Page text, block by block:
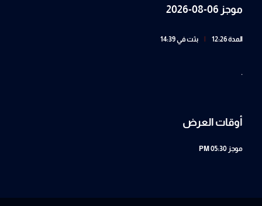
موجز 06-08-2026
المدة 12:26 بثت في 14:39
.
أوقات العرض
موجز 05:30 PM